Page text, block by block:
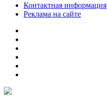
Контактная информация
Реклама на сайте